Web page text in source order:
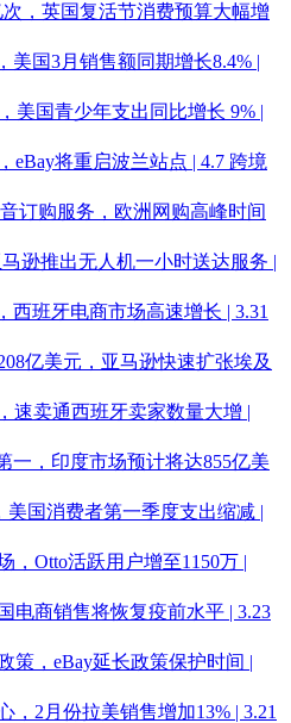
，英国复活节消费预算大幅增
美国3月销售额同期增长8.4% |
美国青少年支出同比增长 9% |
eBay将重启波兰站点 | 4.7 跨境
订购服务，欧洲网购高峰时间
逊推出无人机一小时送达服务 |
西班牙电商市场高速增长 | 3.31
亿美元，亚马逊快速扩张埃及
速卖通西班牙卖家数量大增 |
一，印度市场预计将达855亿美
国消费者第一季度支出缩减 |
，Otto活跃用户增至1150万 |
电商销售将恢复疫前水平 | 3.23
策，eBay延长政策保护时间 |
，2月份拉美销售增加13% | 3.21